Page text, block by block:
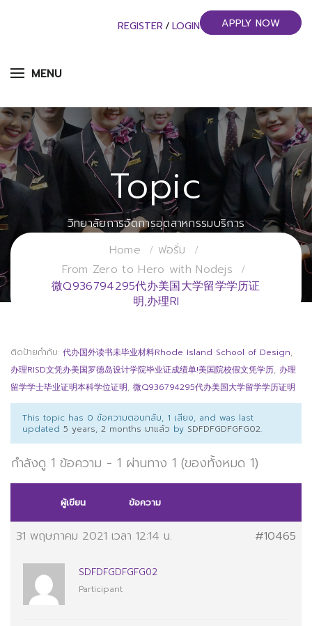
MENU
REGISTER / LOGIN APPLY NOW
Topic
วิทยาลัยการจัดการอุตสาหกรรมบริการ
มหาวิทยาลัยราชภัฏสวนสุนันทา
Home
ฟอรั่ม
From Zero to Hero with Nodejs
微Q936794295代办美国大学留学学历证
明,办理RI
ติดป้ายกำกับ: 代办国外读书未毕业材料Rhode Island School of Design,
办理RISD文凭办美国罗德岛设计学院毕业证成绩单!美国院校假文凭学历, 办理
留学学士毕业证明本科学位证明, 微Q936794295代办美国大学留学学历证明
This topic has 0 ข้อความตอบกลับ, 1 เสียง, and was last
updated 5 years, 2 months มาแล้ว by SDFDFGDFGFG02.
กำลังดู 1 ข้อความ - 1 ผ่านทาง 1 (ของทั้งหมด 1)
ผู้เขียน ข้อความ
31 พฤษภาคม 2021 เวลา 12:14 น. #10465
SDFDFGDFGFG02
Participant